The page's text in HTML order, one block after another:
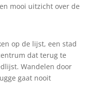
mooi uitzicht over de
op de lijst, een stad
dat terug te
Wandelen door
gaat nooit